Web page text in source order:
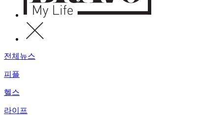
전체뉴스
피플
헬스
라이프